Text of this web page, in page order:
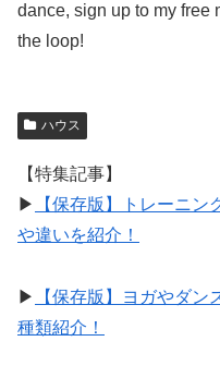
dance, sign up to my free
the loop!
ハウス
【特集記事】
▶︎
【保存版】トレーニ
や違いを紹介！
▶︎
【保存版】ヨガやダン
種類紹介！